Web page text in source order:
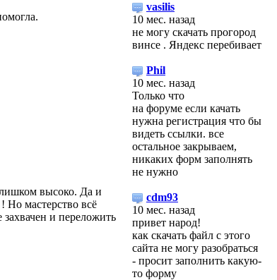
высоко. Да и
Но мастерство всё
и переложить
vasilis
10 мес. назад
не могу скачать прогород
винсе . Яндекс перебивает
Phil
10 мес. назад
Только что
на форуме если качать
нужна регистрация что бы
видеть ссылки. все
остальное закрываем,
никаких форм заполнять
не нужно
cdm93
10 мес. назад
привет народ!
как скачать файл с этого
сайта не могу разобраться
- просит заполнить какую-
то форму